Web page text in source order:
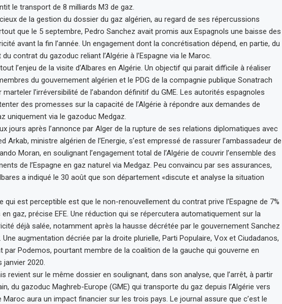
le transport de 8 milliards M3 de gaz.
de la gestion du dossier du gaz algérien, au regard de ses répercussions
que le 5 septembre, Pedro Sanchez avait promis aux Espagnols une baisse des
avant la fin l’année. Un engagement dont la concrétisation dépend, en partie, du
contrat du gazoduc reliant l’Algérie à l’Espagne via le Maroc.
tout l’enjeu de la visite d’Albares en Algérie. Un objectif qui parait difficile à réaliser
du gouvernement algérien et le PDG de la compagnie publique Sonatrach
l’irréversibilité de l’abandon définitif du GME. Les autorités espagnoles
des promesses sur la capacité de l’Algérie à répondre aux demandes de
uniquement via le gazoduc Medgaz.
jours après l’annonce par Alger de la rupture de ses relations diplomatiques avec
Arkab, ministre algérien de l’Energie, s’est empressé de rassurer l’ambassadeur de
Moran, en soulignant l’engagement total de l’Algérie de couvrir l’ensemble des
de l’Espagne en gaz naturel via Medgaz. Peu convaincu par ses assurances,
a indiqué le 30 août que son département «discute et analyse la situation
qui est perceptible est que le non-renouvellement du contrat prive l’Espagne de 7%
gaz, précise EFE. Une réduction qui se répercutera automatiquement sur la
déjà salée, notamment après la hausse décrétée par le gouvernement Sanchez
Une augmentation décriée par la droite plurielle, Parti Populaire, Vox et Ciudadanos,
par Podemos, pourtant membre de la coalition de la gauche qui gouverne en
janvier 2020.
revient sur le même dossier en soulignant, dans son analyse, que l’arrêt, à partir
du gazoduc Maghreb-Europe (GME) qui transporte du gaz depuis l’Algérie vers
Maroc aura un impact financier sur les trois pays. Le journal assure que c’est le